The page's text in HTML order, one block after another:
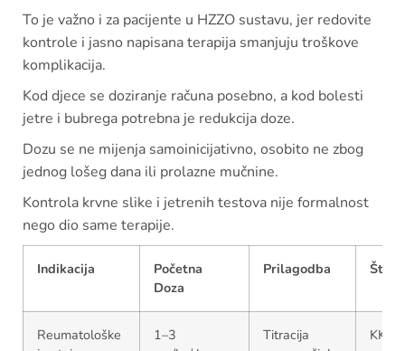
To je važno i za pacijente u HZZO sustavu, jer redovite
kontrole i jasno napisana terapija smanjuju troškove
komplikacija.
Kod djece se doziranje računa posebno, a kod bolesti
jetre i bubrega potrebna je redukcija doze.
Dozu se ne mijenja samoinicijativno, osobito ne zbog
jednog lošeg dana ili prolazne mučnine.
Kontrola krvne slike i jetrenih testova nije formalnost
nego dio same terapije.
Indikacija
Početna
Doza
Prilagodba Što
Reumatološke
1–3
Titracija
KKS,